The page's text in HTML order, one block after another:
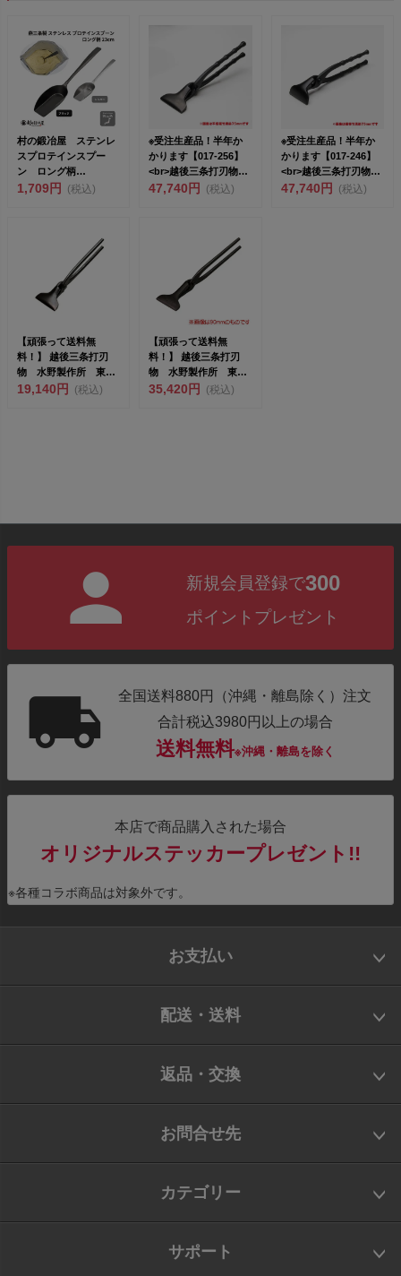
村の鍛冶屋 ステンレ
スプロテインスプー
ン ロング柄
23cm<br>金属洋...
1,709円 (税込)
※受注生産品！半年か
かります【017-256】
<br>越後三条打刃物
東...
47,740円 (税込)
※受注生産品！半年か
かります【017-246】
<br>越後三条打刃物
東...
47,740円 (税込)
【頑張って送料無
料！】 越後三条打刃
物 水野製作所 東京
一光 平掴箸黒染
19,140円 (税込)
【頑張って送料無
料！】 越後三条打刃
物 水野製作所 東京
一光 首長平掴箸黒染
35,420円 (税込)
新規会員登録で300
ポイントプレゼント
全国送料880円（沖縄・離島除く）注文
合計税込3980円以上の場合
送料無料※沖縄・離島を除く
本店で商品購入された場合
オリジナルステッカープレゼント!!
※各種コラボ商品は対象外です。
お支払い
配送・送料
返品・交換
お問合せ先
カテゴリー
サポート